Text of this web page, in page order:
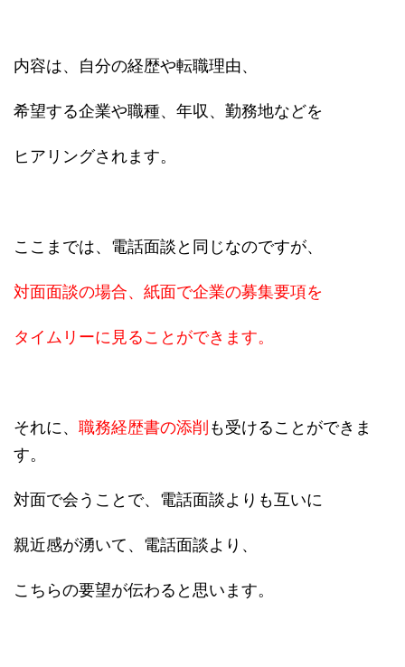
内容は、自分の経歴や転職理由、
希望する企業や職種、年収、勤務地などを
ヒアリングされます。
ここまでは、電話面談と同じなのですが、
対面面談の場合、紙面で企業の募集要項を
タイムリーに見ることができます。
それに、 職務経歴書の添削 も受けることができま
す。
対面で会うことで、電話面談よりも互いに
親近感が湧いて、電話面談より、
こちらの要望が伝わると思います。